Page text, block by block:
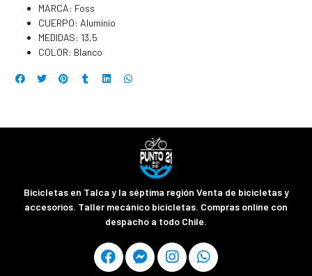
MARCA: Foss
CUERPO: Aluminio
MEDIDAS: 13,5
COLOR: Blanco
Bicicletas en Talca y la séptima región Venta de bicicletas y
accesorios. Taller mecánico bicicletas. Compras online con
despacho a todo Chile.